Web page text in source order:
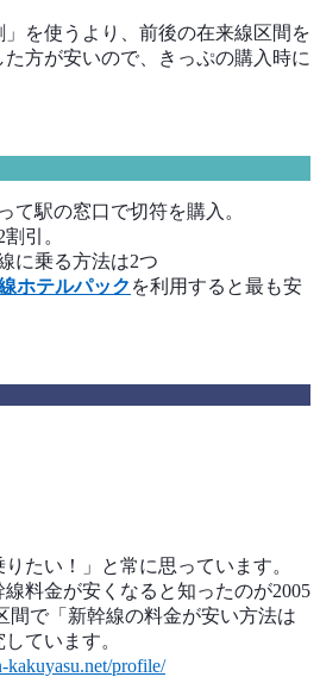
を使うより、前後の在来線区間を
方が安いので、きっぷの購入時に
て駅の窓口で切符を購入。
引。
に乗る方法は2つ
ホテルパック を利用すると最も安
たい！」と常に思っています。
料金が安くなると知ったのが2005
間で「新幹線の料金が安い方法は
ています。
kakuyasu.net/profile/